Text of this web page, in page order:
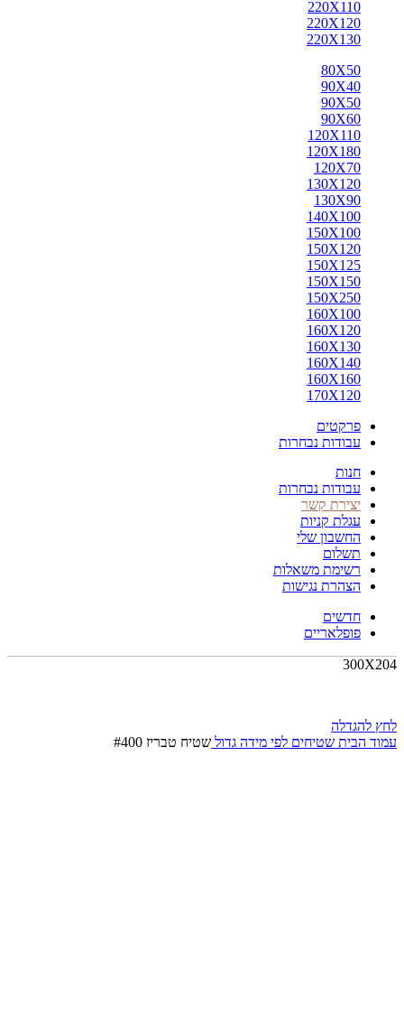
220X110
220X120
220X130
80X50
90X40
90X50
90X60
120X110
120X180
120X70
130X120
130X90
140X100
150X100
150X120
150X125
150X150
150X250
160X100
160X120
160X130
160X140
160X160
170X120
פרקטים
עבודות נבחרות
חנות
עבודות נבחרות
יצירת קשר
עגלת קניות
החשבון שלי
תשלום
רשימת משאלות
הצהרת נגישות
חדשים
פופלאריים
300X204
לחץ להגדלה
עמוד הבית שטיחים לפי מידה גדול שטיח טבריז #400